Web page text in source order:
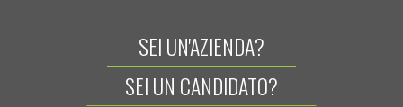
SEI UN'AZIENDA?
SEI UN CANDIDATO?